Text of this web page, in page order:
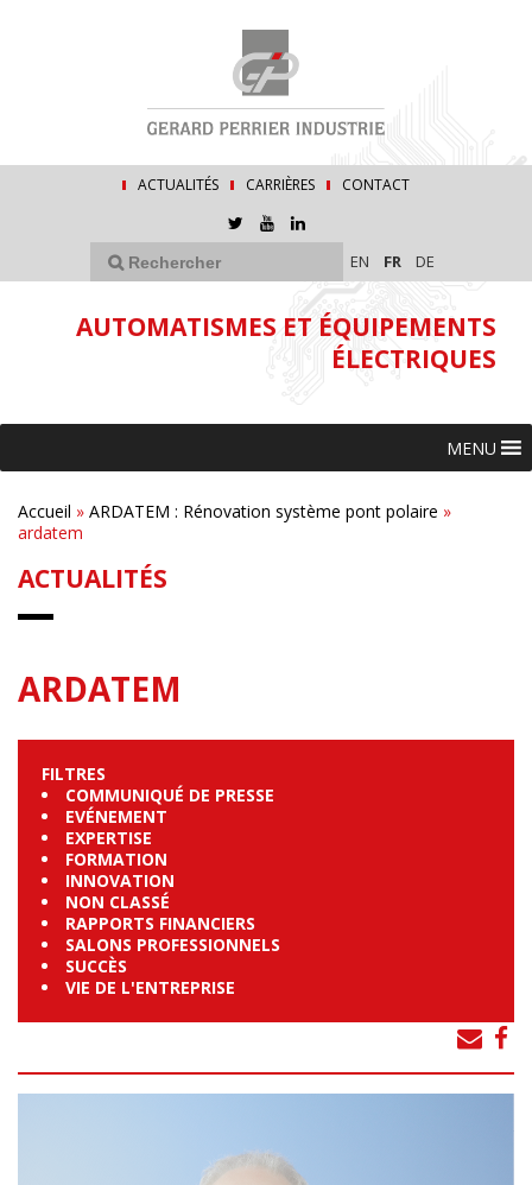
ACTUALITÉS CARRIÈRES CONTACT
EN FR DE
AUTOMATISMES ET ÉQUIPEMENTS
ÉLECTRIQUES
MENU
Accueil » ARDATEM : Rénovation système pont polaire »
ardatem
ACTUALITÉS
ARDATEM
FILTRES
COMMUNIQUÉ DE PRESSE
EVÉNEMENT
EXPERTISE
FORMATION
INNOVATION
NON CLASSÉ
RAPPORTS FINANCIERS
SALONS PROFESSIONNELS
SUCCÈS
VIE DE L'ENTREPRISE